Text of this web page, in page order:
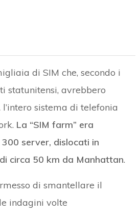
di SIM che, secondo i
statunitensi, avrebbero
l’intero sistema di telefonia
La “SIM farm” era
server, dislocati in
circa 50 km da Manhattan.
di smantellare il
indagini volte